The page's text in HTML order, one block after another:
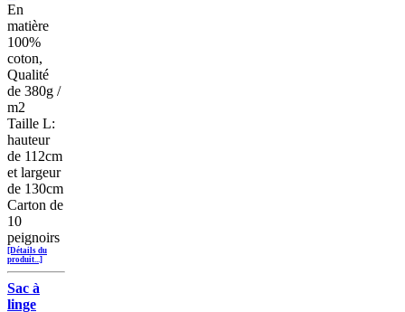
En
matière
100%
coton,
Qualité
de 380g /
m2
Taille L:
hauteur
de 112cm
et largeur
de 130cm
Carton de
10
peignoirs
[Détails du
produit...]
Sac à
linge